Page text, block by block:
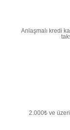
Anlaşmalı kredi
2.000₺ ve